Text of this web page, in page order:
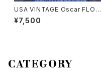
USA VINTAGE Oscar FLOW
ER PATTERNED PLEATES D
ESIGN HALF SLEEVE RAYO
¥7,500
CATEGORY